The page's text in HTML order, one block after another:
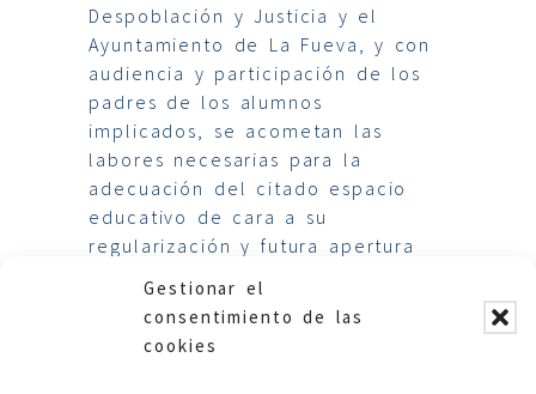
Gestionar el
consentimiento de las
cookies
Despoblación y Justicia y el
Ayuntamiento de La Fueva, y con
audiencia y participación de los
padres de los alumnos
implicados, se acometan las
labores necesarias para la
adecuación del citado espacio
educativo de cara a su
regularización y futura apertura
del sistema educativo de Aragón.